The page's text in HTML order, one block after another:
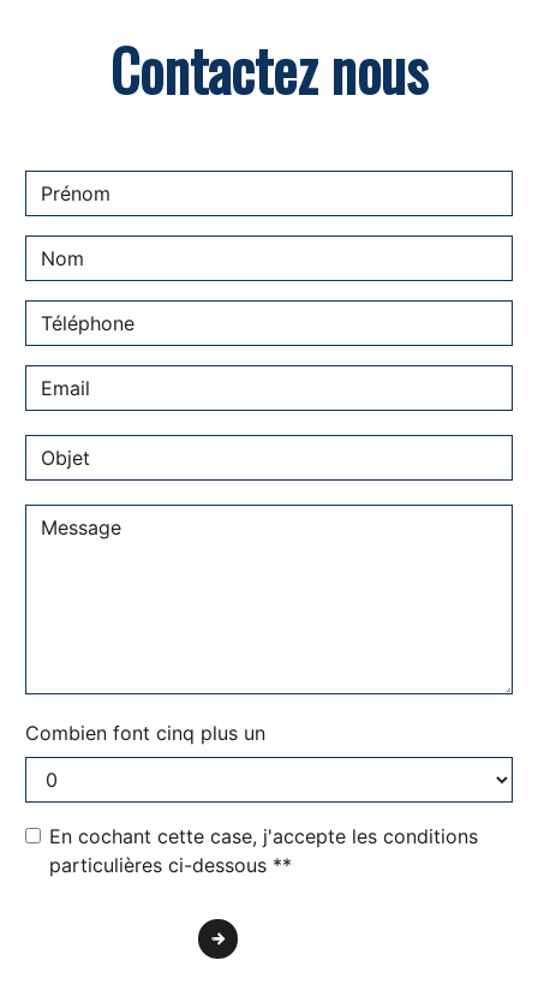
Contactez nous
Combien font cinq plus un
En cochant cette case, j'accepte les conditions
particulières ci-dessous **